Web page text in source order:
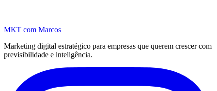
MKT com Marcos
Marketing digital estratégico para empresas que querem crescer com
previsibilidade e inteligência.